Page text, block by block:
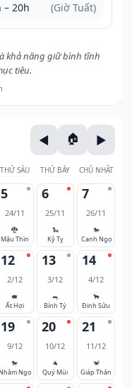
– 20h (Giờ Tuất)
khả năng giữ bình tĩnh
tiêu.
THỨ SÁU THỨ BẢY CHỦ NHẬT
5
24/11
🐉
Mậu Thìn
6
25/11
🐍
Kỷ Tỵ
7
26/11
🐎
Canh Ngọ
12
2/12
🐖
Ất Hợi
13
3/12
🐀
Bính Tý
14
4/12
🐂
Đinh Sửu
19
9/12
🐎
Ngọ
20
10/12
🐐
Quý Mùi
21
11/12
🐒
Giáp Thân